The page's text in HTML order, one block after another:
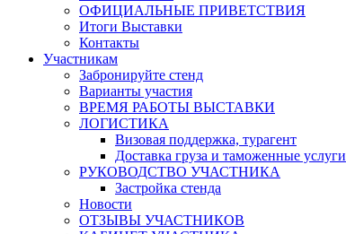
ОФИЦИАЛЬНЫЕ ПРИВЕТСТВИЯ
Итоги Выставки
Контакты
Участникам
Забронируйте стенд
Варианты участия
ВРЕМЯ РАБОТЫ ВЫСТАВКИ
ЛОГИСТИКА
Визовая поддержка, турагент
Доставка груза и таможенные услуги
РУКОВОДСТВО УЧАСТНИКА
Застройка стенда
Новости
ОТЗЫВЫ УЧАСТНИКОВ